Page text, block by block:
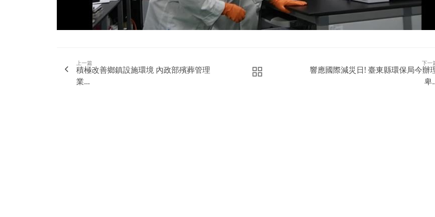
上一篇
積極改善鄉鎮設施環境 內政部殯葬管理
業...
下一
響應國際減災日! 臺東縣環保局今辦
卑